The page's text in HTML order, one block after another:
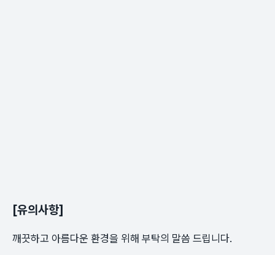
[유의사항]
깨끗하고 아름다운 환경을 위해 부탁의 말씀 드립니다.